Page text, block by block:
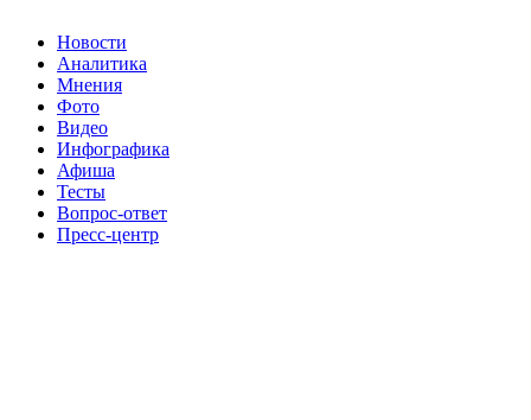
Новости
Аналитика
Мнения
Фото
Видео
Инфографика
Афиша
Тесты
Вопрос-ответ
Пресс-центр